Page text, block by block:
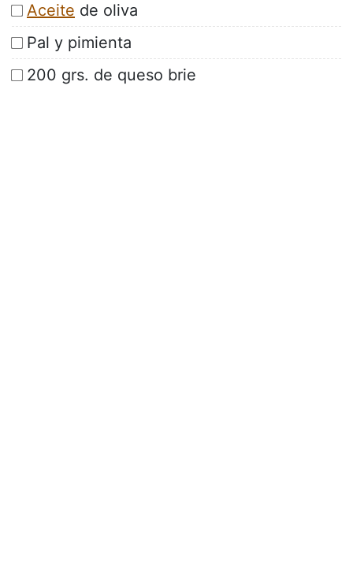
Aceite de oliva
Pal y pimienta
200 grs. de queso brie